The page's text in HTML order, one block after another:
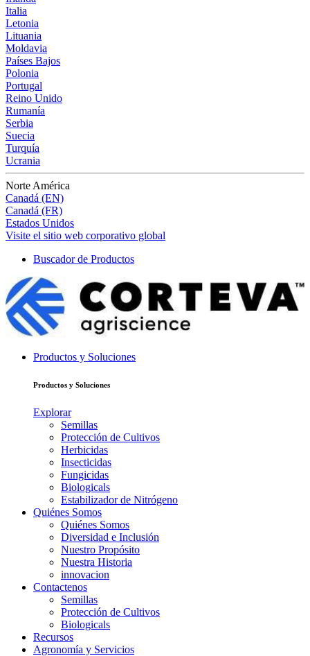
Italia
Letonia
Lituania
Moldavia
Países Bajos
Polonia
Portugal
Reino Unido
Rumanía
Serbia
Suecia
Turquía
Ucrania
Norte América
Canadá (EN)
Canadá (FR)
Estados Unidos
Visite el sitio web corporativo global
Buscador de Productos
Productos y Soluciones
Productos y Soluciones
Explorar
Semillas
Protección de Cultivos
Herbicidas
Insecticidas
Fungicidas
Biologicals
Estabilizador de Nitrógeno
Quiénes Somos
Quiénes Somos
Diversidad e Inclusión
Nuestro Propósito
Nuestra Historia
innovacion
Contactenos
Semillas
Protección de Cultivos
Biologicals
Recursos
Agronomía y Servicios